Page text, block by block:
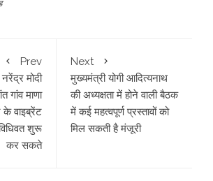
Prev
मोदी
गांव माणा
वाइब्रेंट
शुरू
कर सकते
Next
मुख्यमंत्री योगी आदित्यनाथ
की अध्यक्षता में होने वाली बैठक
में कई महत्वपूर्ण प्रस्तावों को
मिल सकती है मंजूरी